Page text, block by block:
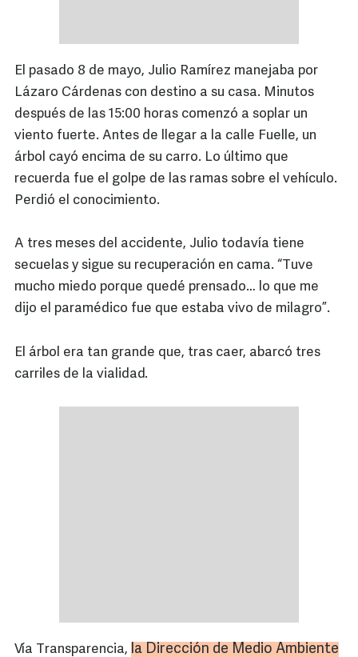
El pasado 8 de mayo, Julio Ramírez manejaba por
Lázaro Cárdenas con destino a su casa. Minutos
después de las 15:00 horas comenzó a soplar un
viento fuerte. Antes de llegar a la calle Fuelle, un
árbol cayó encima de su carro. Lo último que
recuerda fue el golpe de las ramas sobre el vehículo.
Perdió el conocimiento.
A tres meses del accidente, Julio todavía tiene
secuelas y sigue su recuperación en cama. “Tuve
mucho miedo porque quedé prensado… lo que me
dijo el paramédico fue que estaba vivo de milagro”.
El árbol era tan grande que, tras caer, abarcó tres
carriles de la vialidad.
Vía Transparencia, la Dirección de Medio Ambiente